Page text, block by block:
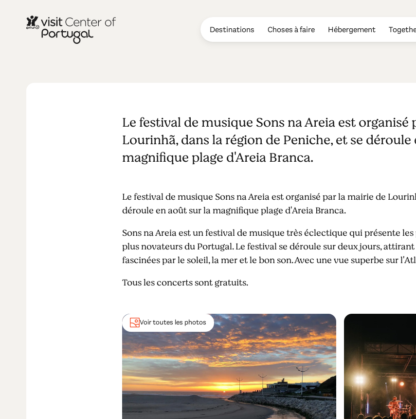
Destinations Choses à faire Hébergement
Sons na Areia
Le festival de musique Sons na Areia est organisé
Lourinhã, dans la région de Peniche, et se
magnifique plage d'Areia Branca.
Le festival de musique Sons na Areia est organisé par la mairie de
déroule en août sur la magnifique plage d'Areia Branca.
Sons na Areia est un festival de musique très éclectique qui présente
plus novateurs du Portugal. Le festival se déroule sur deux jours,
fascinées par le soleil, la mer et le bon son. Avec une vue superbe sur
Tous les concerts sont gratuits.
Voir toutes les photos